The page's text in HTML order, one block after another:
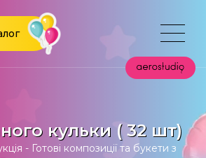
кульки ( 32 шт)
- Готові композиції та букети з